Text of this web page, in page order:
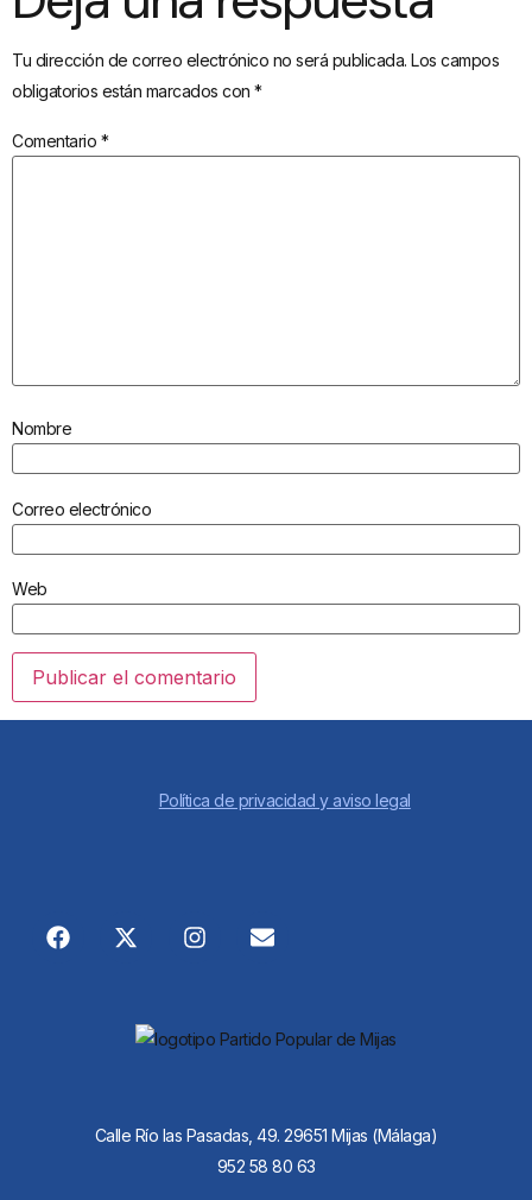
Tu dirección de correo electrónico no será publicada. Los campos
obligatorios están marcados con *
Comentario *
Nombre
Correo electrónico
Web
Calle Río las Pasadas, 49. 29651 Mijas (Málaga)
952 58 80 63
Política de privacidad y aviso legal